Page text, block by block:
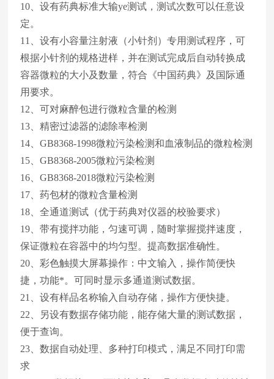
10、设有药典标准大输ye测试，测试次数可以任意设
定。
11、设有小容量注射液（小针剂）专用测试程序，可
根据小针剂的规格进样，并在测试完成后自动转换成
容器微粒的大小及数量，符合《中国药典》及国际通
用要求。
12、可对麻醉包进行微粒含量的检测
13、精密过滤器的滤除率检测
14、GB8368-1998微粒污染检测和血液制品的微粒检测
15、GB8368-2005微粒污染检测
16、GB8368-2018微粒污染检测
17、药包材的微粒含量检测
18、全通道测试（优于药典对仪器的校验要求）
19、带有搅拌功能，匀速可调，随时掌握搅拌速度，
保证微粒在容器中的均匀型。提高数据准确性。
20、彩色触摸大屏幕操作：中文输入，操作简便快
捷，功能*。可同时显示多通道测试数据。
21、设有样品名称输入自动存储，操作方便快捷。
22、另设有数据存储功能，能存储大量的测试数据，
便于查询。
23、数据自动处理、多种打印模式，满足不同打印需
求